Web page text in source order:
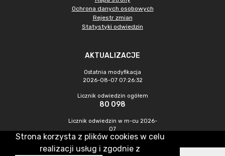
Ochrona danych osobowych
Rejestr zmian
Statystyki odwiedzin
AKTUALIZACJE
Ostatnia modyfikacja
2026-08-07 07:26:32
Licznik odwiedzin ogółem
80 098
Licznik odwiedzin w m-cu 2026-
07
216
Strona korzysta z plików cookies w celu
realizacji usług i zgodnie z